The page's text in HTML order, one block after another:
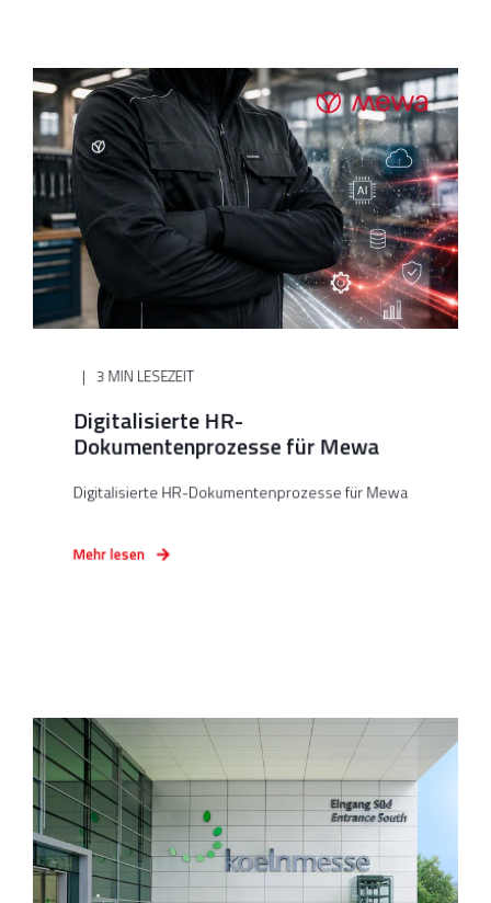
3 MIN LESEZEIT
Digitalisierte HR-
Dokumentenprozesse für Mewa
Digitalisierte HR-Dokumentenprozesse für Mewa
Mehr lesen